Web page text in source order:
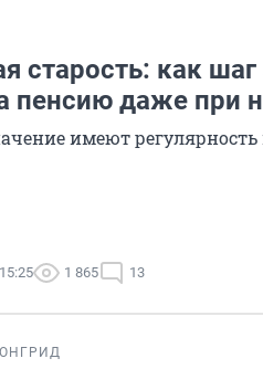
старость: как
пенсию даже при
имеют
1 865 13